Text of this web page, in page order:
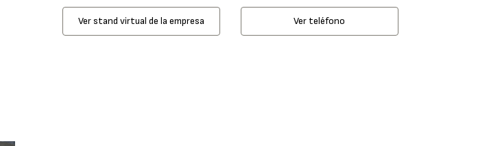
Ver stand virtual de la empresa Ver teléfono